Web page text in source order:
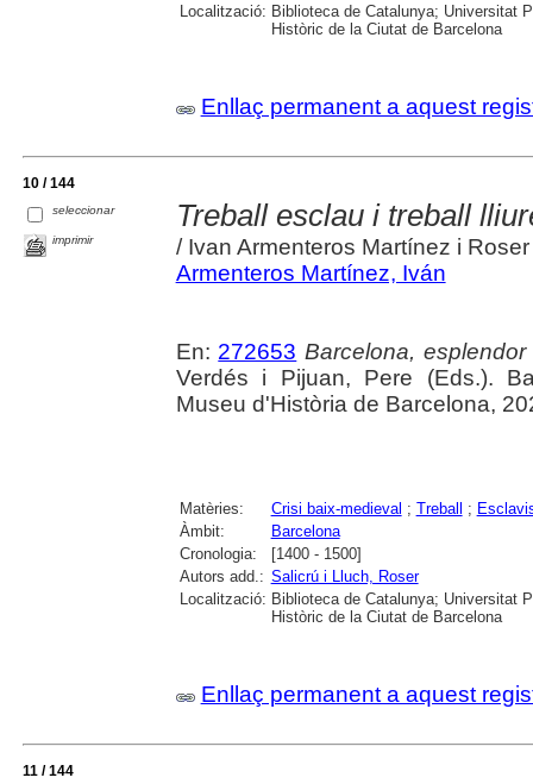
Localització: Biblioteca de Catalunya; Universitat
Històric de la Ciutat de Barcelona
Enllaç permanent a aquest
10 / 144
seleccionar
imprimir
Treball esclau i treball
/ Ivan Armenteros Martínez i
Armenteros Martínez, Iván
En: 272653 Barcelona,
Verdés i Pijuan, Pere (Eds.).
Museu d'Història de Barcelona,
Matèries: Crisi baix-medieval ; Treball ;
Àmbit:
Barcelona
Cronologia:
[1400 - 1500]
Autors add.: Salicrú i Lluch, Roser
Localització: Biblioteca de Catalunya; Universitat
Històric de la Ciutat de Barcelona
Enllaç permanent a aquest
11 / 144